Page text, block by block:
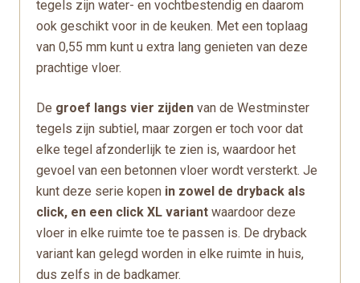
tegels zijn water- en vochtbestendig en daarom
ook geschikt voor in de keuken. Met een toplaag
van 0,55 mm kunt u extra lang genieten van deze
prachtige vloer.
De groef langs vier zijden van de Westminster
tegels zijn subtiel, maar zorgen er toch voor dat
elke tegel afzonderlijk te zien is, waardoor het
gevoel van een betonnen vloer wordt versterkt. Je
kunt deze serie kopen in zowel de dryback als
click, en een click XL variant waardoor deze
vloer in elke ruimte toe te passen is. De dryback
variant kan gelegd worden in elke ruimte in huis,
dus zelfs in de badkamer.